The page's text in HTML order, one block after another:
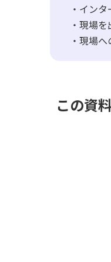
・イン
・現場
・現場
この資